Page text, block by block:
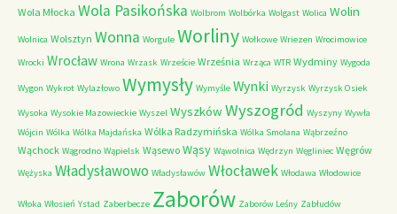
Wola Młocka Wola Pasikońska Wolbrom Wolbórka Wolgast Wolica Wolin
Wolnica Wolsztyn Wonna Worgule Worliny Wołkowe Wriezen Wrocimowice
Wrocki Wrocław Wrona Wrzask Wrzeście Września Wrząca WTR Wydminy Wygoda
Wygon Wykrot Wylazłowo Wymysły Wymyśle Wynki Wyrzysk Wyrzysk Osiek
Wysoka Wysokie Mazowieckie Wyszel WyszkówWyszogród Wyszyny Wywła
Wójcin Wólka Wólka Majdańska Wólka Radzymińska Wólka Smolana Wąbrzeźno
Wąchock Wągrodno Wąpielsk Wąsewo Wąsy Wąwolnica Wędrzyn Węgliniec Węgrów
Wężyska Władysławowo Władysławów Włocławek Włodawa Włodowice
Włoka Włosień Ystad Zaberbecze Zaborów Zaborów Leśny Zabłudów